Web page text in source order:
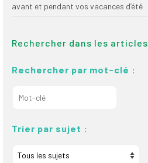
avant et pendant vos vacances d’été
Rechercher dans les articles
Rechercher par mot-clé :
Trier par sujet :